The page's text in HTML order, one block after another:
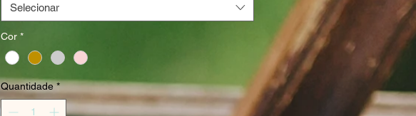
Selecionar
Cor *
Quantidade *